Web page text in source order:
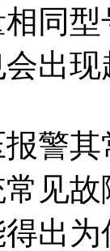
同
出
其
见
出